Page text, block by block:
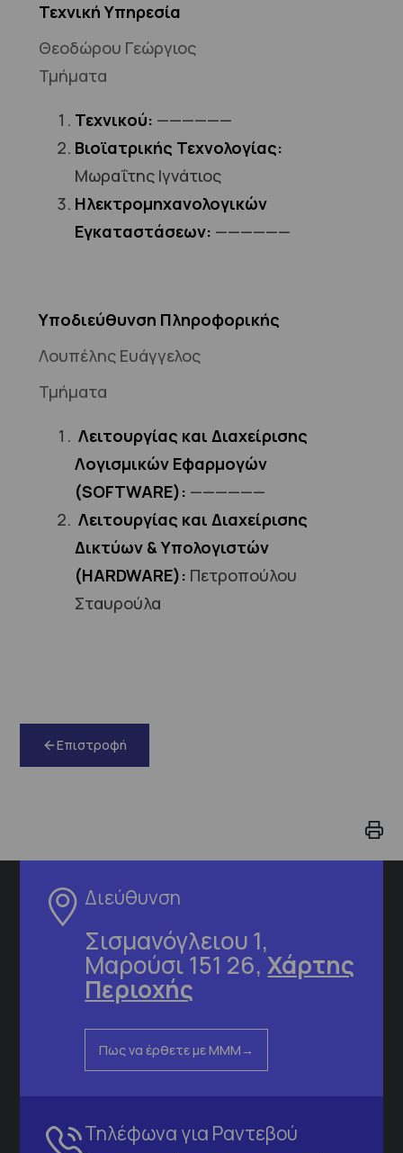
Τεχνική Υπηρεσία
Θεοδώρου Γεώργιος
Τμήματα
Τεχνικού: ——————
Βιοϊατρικής Τεχνολογίας:
Μωραΐτης Ιγνάτιος
Ηλεκτρομηχανολογικών
Εγκαταστάσεων: ——————
Υποδιεύθυνση Πληροφορικής
Λουπέλης Ευάγγελος
Τμήματα
Λειτουργίας και Διαχείρισης
Λογισμικών Εφαρμογών
(SOFTWARE): ——————
Λειτουργίας και Διαχείρισης
Δικτύων & Υπολογιστών
(HARDWARE): Πετροπούλου
Σταυρούλα
Επιστροφή
Διεύθυνση
Σισμανόγλειου 1,
Μαρούσι 151 26,Χάρτης
Περιοχής
Πως να έρθετε με ΜΜΜ
Τηλέφωνα για Ραντεβού